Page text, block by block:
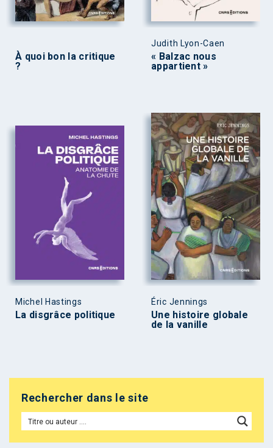
À quoi bon la critique
?
Judith Lyon-Caen
« Balzac nous
appartient »
Michel Hastings
La disgrâce politique
Éric Jennings
Une histoire globale
de la vanille
Rechercher dans le site